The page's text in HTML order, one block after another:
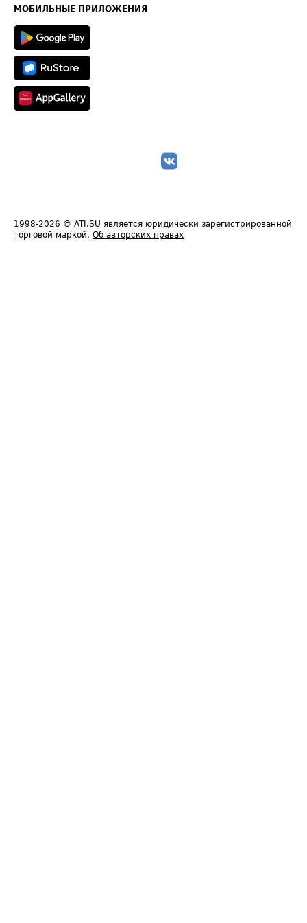
Техническая информация
МОБИЛЬНЫЕ ПРИЛОЖЕНИЯ
1998-2026 © ATI.SU является юридически зарегистрированной
торговой маркой. Об авторских правах